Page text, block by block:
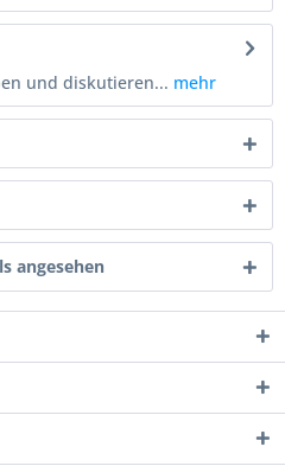
und diskutieren... mehr
angesehen